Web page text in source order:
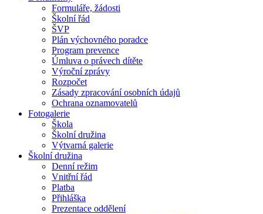
Formuláře, žádosti
Školní řád
ŠVP
Plán výchovného poradce
Program prevence
Úmluva o právech dítěte
Výroční zprávy
Rozpočet
Zásady zpracování osobních údajů
Ochrana oznamovatelů
Fotogalerie
Škola
Školní družina
Výtvarná galerie
Školní družina
Denní režim
Vnitřní řád
Platba
Přihláška
Prezentace oddělení